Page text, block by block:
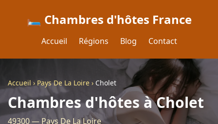
🛏️ Chambres d'hôtes France
Accueil Régions Blog Contact
Accueil › Pays De La Loire › Cholet
Chambres d'hôtes à Cholet
49300 — Pays De La Loire